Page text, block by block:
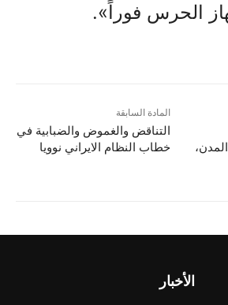
الحرس فوراً».
المادة السابقة
التناقض والغموض والضبابية في
خطاب النظام الايراني نوويا
الأخبار